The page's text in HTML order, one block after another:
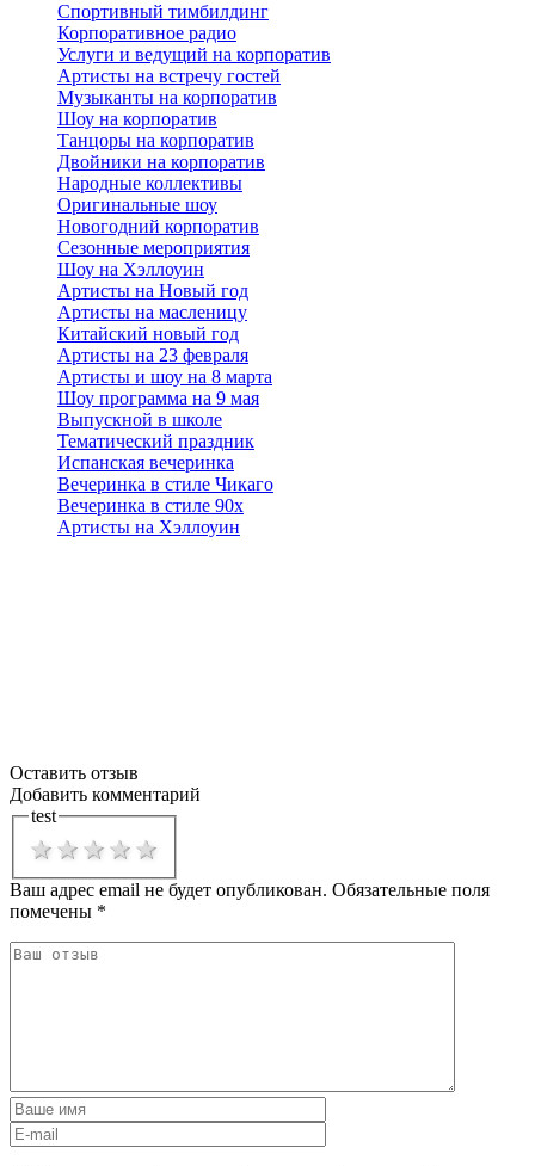
Спортивный тимбилдинг
Корпоративное радио
Услуги и ведущий на корпоратив
Артисты на встречу гостей
Музыканты на корпоратив
Шоу на корпоратив
Танцоры на корпоратив
Двойники на корпоратив
Народные коллективы
Оригинальные шоу
Новогодний корпоратив
Сезонные мероприятия
Шоу на Хэллоуин
Артисты на Новый год
Артисты на масленицу
Китайский новый год
Артисты на 23 февраля
Артисты и шоу на 8 марта
Шоу программа на 9 мая
Выпускной в школе
Тематический праздник
Испанская вечеринка
Вечеринка в стиле Чикаго
Вечеринка в стиле 90х
Артисты на Хэллоуин
Оставить отзыв
Добавить комментарий
test
4 stars
3 stars
2 stars
1 star
Ваш адрес email не будет опубликован. Обязательные поля
помечены *